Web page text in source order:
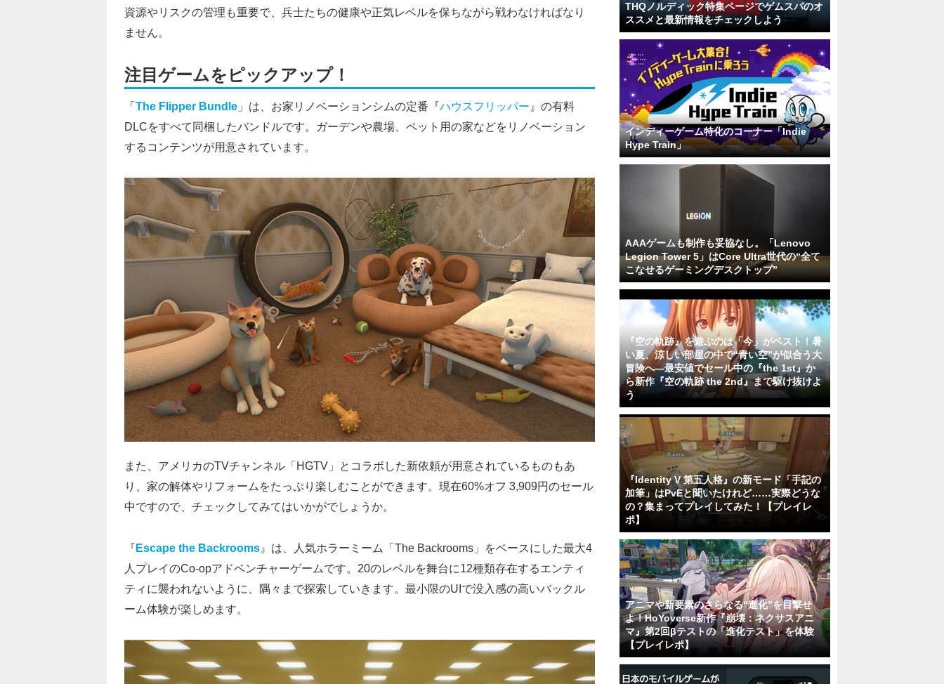
資源やリスクの管理も重要で、兵士たちの健康や正気レベルを保ちながら戦わなければなり
ません。
注目ゲームをピックアップ！
「The Flipper Bundle 」は、お家リノベーションシムの定番『ハウスフリッパー 』の有料
DLCをすべて同梱したバンドルです。ガーデンや農場、ペット用の家などをリノベーション
するコンテンツが用意されています。
また、アメリカのTVチャンネル「HGTV」とコラボした新依頼が用意されているものもあ
り、家の解体やリフォームをたっぷり楽しむことができます。現在60%オフ 3,909円のセール
中ですので、チェックしてみてはいかがでしょうか。
『Escape the Backrooms 』は、人気ホラーミーム「The Backrooms」をベースにした最大4
人プレイのCo-opアドベンチャーゲームです。20のレベルを舞台に12種類存在するエンティ
ティに襲われないように、隅々まで探索していきます。最小限のUIで没入感の高いバックル
ーム体験が楽しめます。
THQノルディック特集ページでゲムスパのオ
ススメと最新情報をチェックしよう
インディーゲーム特化のコーナー「Indie
Hype Train」
AAAゲームも制作も妥協なし。「Lenovo
Legion Tower 5」はCore Ultra世代の“全て
こなせるゲーミングデスクトップ”
『空の軌跡』を遊ぶのは「今」がベスト！暑
い夏、涼しい部屋の中で“青い空”が似合う大
冒険へ―最安値でセール中の『the 1st』か
ら新作『空の軌跡 the 2nd』まで駆け抜けよ
う
『Identity V 第五人格』の新モード「手記の
加筆」はPvEと聞いたけれど……実際どうな
の？集まってプレイしてみた！【プレイレ
ポ】
アニマや新要素のさらなる“進化”を目撃せ
よ！HoYoverse新作『崩壊：ネクサスアニ
マ』第2回βテストの「進化テスト」を体験
【プレイレポ】